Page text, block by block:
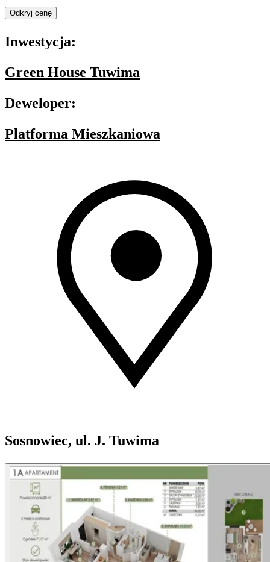
Odkryj cenę
Inwestycja:
Green House Tuwima
Deweloper:
Platforma Mieszkaniowa
Sosnowiec, ul. J. Tuwima